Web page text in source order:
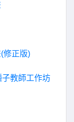
修正版)
教師工作坊